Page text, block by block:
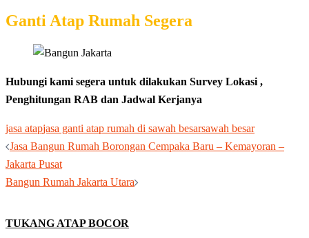
Ganti Atap Rumah Segera
Hubungi kami segera untuk dilakukan Survey Lokasi ,
Penghitungan RAB dan Jadwal Kerjanya
jasa atapjasa ganti atap rumah di sawah besarsawah besar
Post
navigation
Jasa Bangun Rumah Borongan Cempaka Baru – Kemayoran –
Jakarta Pusat
Bangun Rumah Jakarta Utara
TUKANG ATAP BOCOR